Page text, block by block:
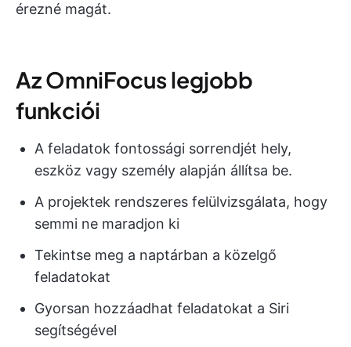
érezné magát.
Az OmniFocus legjobb
funkciói
A feladatok fontossági sorrendjét hely,
eszköz vagy személy alapján állítsa be.
A projektek rendszeres felülvizsgálata, hogy
semmi ne maradjon ki
Tekintse meg a naptárban a közelgő
feladatokat
Gyorsan hozzáadhat feladatokat a Siri
segítségével